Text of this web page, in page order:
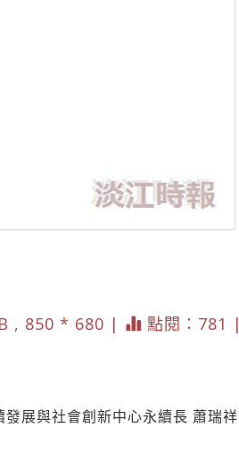
, 850 * 680 |
點閱：781 |
展與社會創新中心永續長 蕭瑞祥